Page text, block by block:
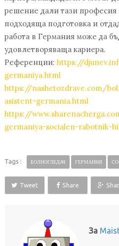
решение дали тази професия
подходяща подготовка и
работа в Германия може да
удовлетворяваща кариера.
Референции: https://
germaniya.html
https://nashetozdrave.com/
asistent-germania.html
https://
germaniya-socialen-rabotnik-
Tags : БОЛНОГЛЕДАЧ ГЕРМАНИЯ
Tweet Share
За